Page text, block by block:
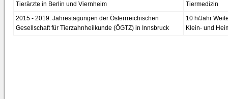
Tierärzte in Berlin und Viernheim
Tiermedizin
2015 - 2019: Jahrestagungen der Österrreichischen
Gesellschaft für Tierzahnheilkunde (ÖGTZ) in Innsbruck
10 h/Jahr
Klein- und